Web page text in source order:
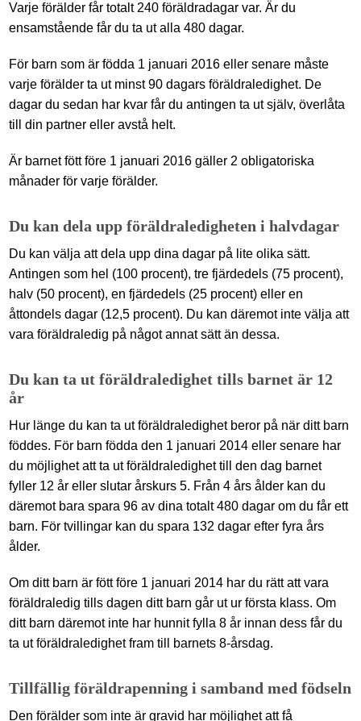
Varje förälder får totalt 240 föräldradagar var. Är du
ensamstående får du ta ut alla 480 dagar.
För barn som är födda 1 januari 2016 eller senare måste
varje förälder ta ut minst 90 dagars föräldraledighet. De
dagar du sedan har kvar får du antingen ta ut själv, överlåta
till din partner eller avstå helt.
Är barnet fött före 1 januari 2016 gäller 2 obligatoriska
månader för varje förälder.
Du kan dela upp föräldraledigheten i halvdagar
Du kan välja att dela upp dina dagar på lite olika sätt.
Antingen som hel (100 procent), tre fjärdedels (75 procent),
halv (50 procent), en fjärdedels (25 procent) eller en
åttondels dagar (12,5 procent). Du kan däremot inte välja att
vara föräldraledig på något annat sätt än dessa.
Du kan ta ut föräldraledighet tills barnet är 12
år
Hur länge du kan ta ut föräldraledighet beror på när ditt barn
föddes. För barn födda den 1 januari 2014 eller senare har
du möjlighet att ta ut föräldraledighet till den dag barnet
fyller 12 år eller slutar årskurs 5. Från 4 års ålder kan du
däremot bara spara 96 av dina totalt 480 dagar om du får ett
barn. För tvillingar kan du spara 132 dagar efter fyra års
ålder.
Om ditt barn är fött före 1 januari 2014 har du rätt att vara
föräldraledig tills dagen ditt barn går ut ur första klass. Om
ditt barn däremot inte har hunnit fylla 8 år innan dess får du
ta ut föräldraledighet fram till barnets 8-årsdag.
Tillfällig föräldrapenning i samband med födseln
Den förälder som inte är gravid har möjlighet att få